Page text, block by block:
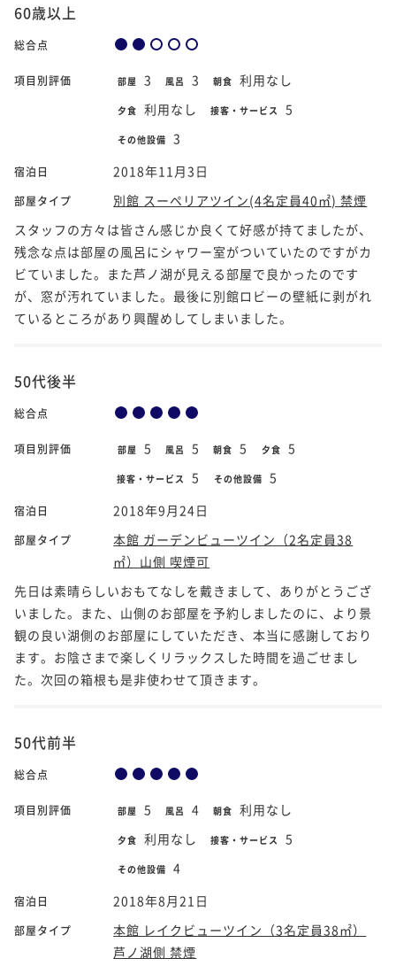
60歳以上
総合点
項目別評価 部屋 3 風呂 3 朝食 利用なし
夕食 利用なし 接客・サービス 5
その他設備 3
宿泊日 2018年11月3日
部屋タイプ
別館 スーペリアツイン(4名定員40㎡) 禁煙
スタッフの方々は皆さん感じか良くて好感が持てましたが、
残念な点は部屋の風呂にシャワー室がついていたのですがカ
ビていました。また芦ノ湖が見える部屋で良かったのです
が、窓が汚れていました。最後に別館ロビーの壁紙に剥がれ
ているところがあり興醒めしてしまいました。
50代後半
総合点
項目別評価 部屋 5 風呂 5 朝食 5 夕食 5
接客・サービス 5 その他設備 5
宿泊日 2018年9月24日
部屋タイプ
本館 ガーデンビューツイン（2名定員38
㎡）山側 喫煙可
先日は素晴らしいおもてなしを戴きまして、ありがとうござ
いました。また、山側のお部屋を予約しましたのに、より景
観の良い湖側のお部屋にしていただき、本当に感謝しており
ます。お陰さまで楽しくリラックスした時間を過ごせまし
た。次回の箱根も是非使わせて頂きます。
50代前半
総合点
項目別評価 部屋 5 風呂 4 朝食 利用なし
夕食 利用なし 接客・サービス 5
その他設備 4
宿泊日 2018年8月21日
部屋タイプ
本館 レイクビューツイン（3名定員38㎡）
芦ノ湖側 禁煙